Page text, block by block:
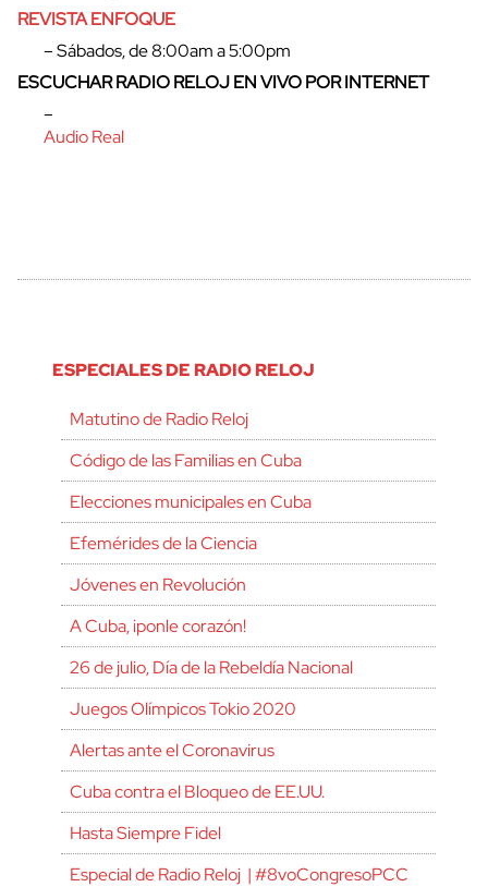
REVISTA ENFOQUE
– Sábados, de 8:00am a 5:00pm
ESCUCHAR RADIO RELOJ EN VIVO POR INTERNET
–
Audio Real
ESPECIALES DE RADIO RELOJ
Matutino de Radio Reloj
Código de las Familias en Cuba
Elecciones municipales en Cuba
Efemérides de la Ciencia
Jóvenes en Revolución
A Cuba, ¡ponle corazón!
26 de julio, Día de la Rebeldía Nacional
Juegos Olímpicos Tokio 2020
Alertas ante el Coronavirus
Cuba contra el Bloqueo de EE.UU.
Hasta Siempre Fidel
Especial de Radio Reloj | #8voCongresoPCC